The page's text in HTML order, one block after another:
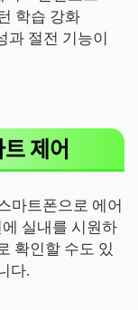
학습 강화
절전 기능이
제어
마트폰으로 에어
실내를 시원하
확인할 수도 있
다.